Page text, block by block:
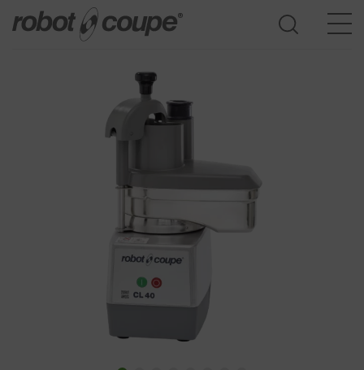
Consultar o Guia de seleção